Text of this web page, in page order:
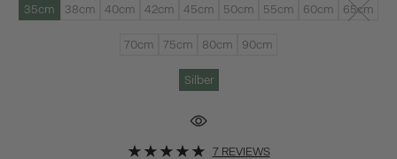
35cm 38cm 40cm 42cm 45cm 50cm 55cm 60cm 65cm
70cm 75cm 80cm 90cm
Silber
7 REVIEWS